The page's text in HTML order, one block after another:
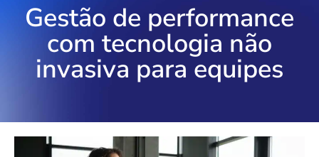
Gestão de performance
com tecnologia não
invasiva para equipes